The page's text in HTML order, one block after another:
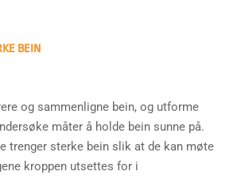
BEIN
og sammenligne bein, og utforme
måter å holde bein sunne på.
trenger sterke bein slik at de kan møte
kroppen utsettes for i